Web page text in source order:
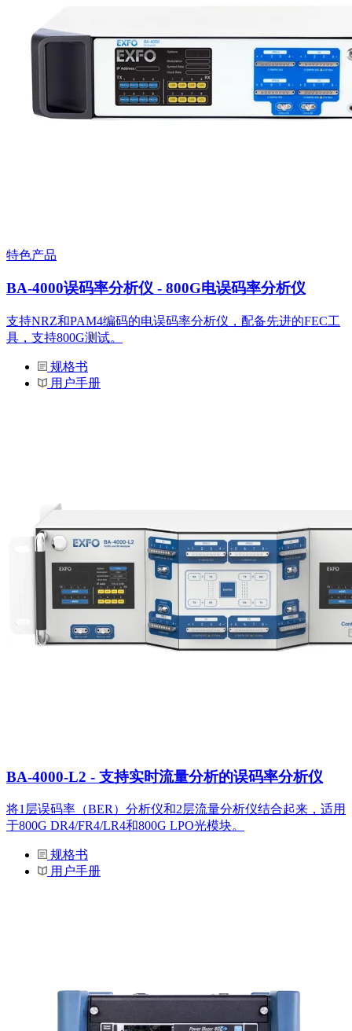
特色产品
BA-4000误码率分析仪 - 800G电误码率分析仪
支持NRZ和PAM4编码的电误码率分析仪，配备先进的FEC工
具，支持800G测试。
规格书
用户手册
BA-4000-L2 - 支持实时流量分析的误码率分析仪
将1层误码率（BER）分析仪和2层流量分析仪结合起来，适用
于800G DR4/FR4/LR4和800G LPO光模块。
规格书
用户手册